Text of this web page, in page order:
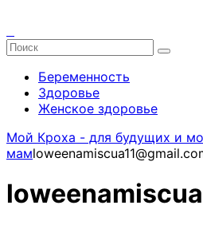
Беременность
Здоровье
Женское здоровье
Мой Кроха - для будущих и
мам